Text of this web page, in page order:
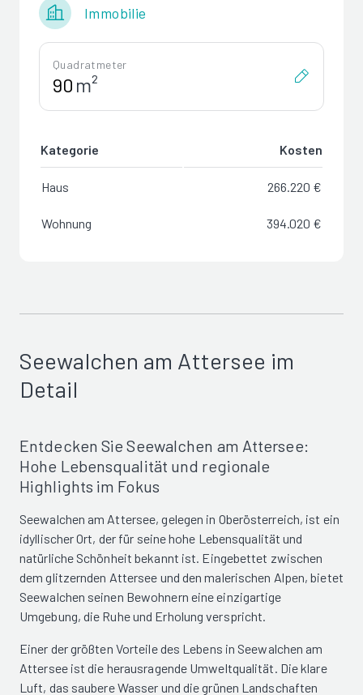
Immobilie
Quadratmeter
m²
Kategorie Kosten
Haus 266.220 €
Wohnung 394.020 €
Seewalchen am Attersee im
Detail
Entdecken Sie Seewalchen am Attersee:
Hohe Lebensqualität und regionale
Highlights im Fokus
Seewalchen am Attersee, gelegen in Oberösterreich, ist ein
idyllischer Ort, der für seine hohe Lebensqualität und
natürliche Schönheit bekannt ist. Eingebettet zwischen
dem glitzernden Attersee und den malerischen Alpen, bietet
Seewalchen seinen Bewohnern eine einzigartige
Umgebung, die Ruhe und Erholung verspricht.
Einer der größten Vorteile des Lebens in Seewalchen am
Attersee ist die herausragende Umweltqualität. Die klare
Luft, das saubere Wasser und die grünen Landschaften